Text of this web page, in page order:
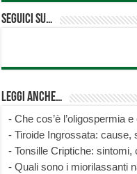
Seguici su…
Leggi anche…
-Che cos’è l’oligospermia
-Tiroide Ingrossata: cause,
-Tonsille Criptiche: sintomi,
-Quali sono i miorilassanti